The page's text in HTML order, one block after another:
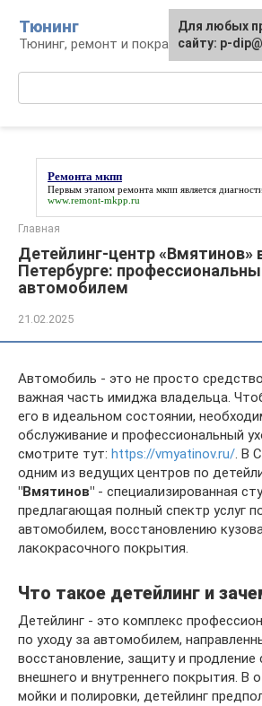
контенту
Тюнинг
Тюнинг, ремонт и покраска
Ремонта мкпп
Первым этапом ремонта мкпп является
www.remont-mkpp.ru
Главная
Детейлинг-центр «Вмятинов»
Петербурге:
автомобилем
21.02.2025
Автомобиль - это не просто
важная часть имиджа владельца.
его в идеальном состоянии,
обслуживание и профессиональный
смотрите тут: https://vmyatinov.ru/. В
одним из ведущих центров по
"Вмятинов" - специализированная
предлагающая полный спектр услуг
автомобилем, восстановлению
лакокрасочного покрытия.
Что такое детейлинг и
Детейлинг - это комплекс
по уходу за автомобилем,
восстановление, защиту и продление
внешнего и внутреннего покрытия. В
мойки и полировки, детейлинг
Для любых
сайту: p-